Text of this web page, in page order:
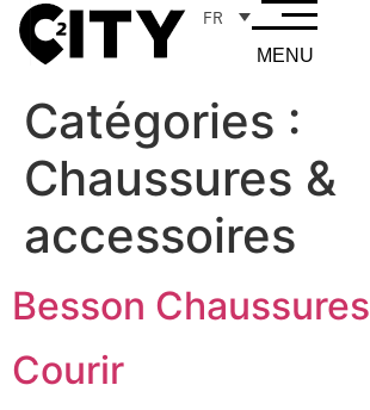
FR
MENU
Catégories :
Chaussures &
accessoires
Besson Chaussures
Courir